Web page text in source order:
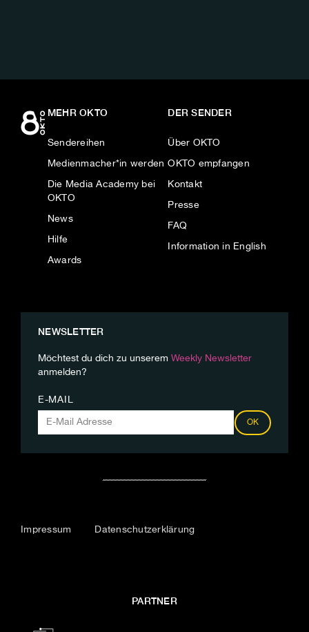
MEHR OKTO
Sendereihen
Medienmacher*in werden
Die Media Academy bei
OKTO
News
Hilfe
Awards
DER SENDER
Über OKTO
OKTO empfangen
Kontakt
Presse
FAQ
Information in English
NEWSLETTER
Möchtest du dich zu unserem Weekly Newsletter
anmelden?
E-MAIL
OK
Impressum Datenschutzerklärung
PARTNER